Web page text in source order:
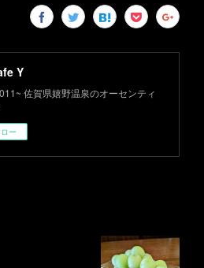
Y
佐賀県嬉野温泉のオーセンティ
ー